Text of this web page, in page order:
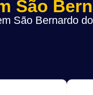
São
São Bernardo